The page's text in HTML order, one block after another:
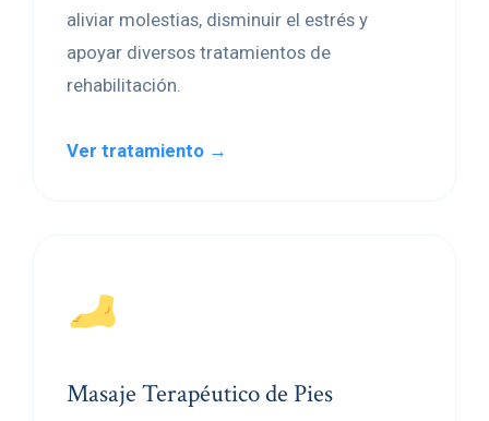
aliviar molestias, disminuir el estrés y
apoyar diversos tratamientos de
rehabilitación.
Ver tratamiento →
Masaje Terapéutico de Pies